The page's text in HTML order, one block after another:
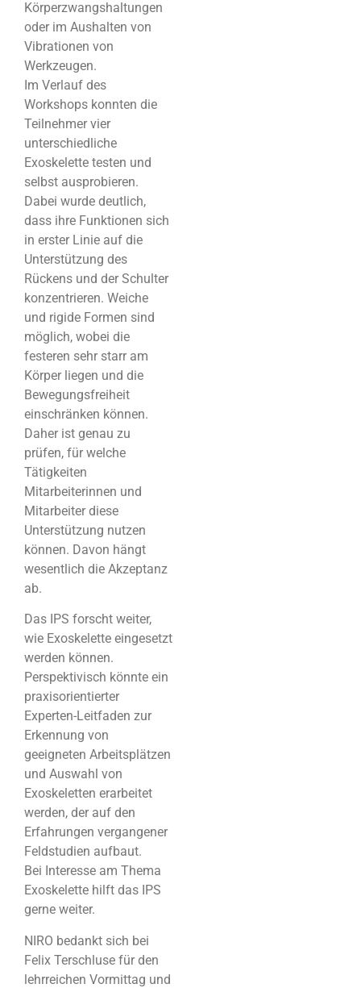
Körperzwangshaltungen
oder im Aushalten von
Vibrationen von
Werkzeugen.
Im Verlauf des
Workshops konnten die
Teilnehmer vier
unterschiedliche
Exoskelette testen und
selbst ausprobieren.
Dabei wurde deutlich,
dass ihre Funktionen sich
in erster Linie auf die
Unterstützung des
Rückens und der Schulter
konzentrieren. Weiche
und rigide Formen sind
möglich, wobei die
festeren sehr starr am
Körper liegen und die
Bewegungsfreiheit
einschränken können.
Daher ist genau zu
prüfen, für welche
Tätigkeiten
Mitarbeiterinnen und
Mitarbeiter diese
Unterstützung nutzen
können. Davon hängt
wesentlich die Akzeptanz
ab.
Das IPS forscht weiter,
wie Exoskelette eingesetzt
werden können.
Perspektivisch könnte ein
praxisorientierter
Experten-Leitfaden zur
Erkennung von
geeigneten Arbeitsplätzen
und Auswahl von
Exoskeletten erarbeitet
werden, der auf den
Erfahrungen vergangener
Feldstudien aufbaut.
Bei Interesse am Thema
Exoskelette hilft das IPS
gerne weiter.
NIRO bedankt sich bei
Felix Terschluse für den
lehrreichen Vormittag und